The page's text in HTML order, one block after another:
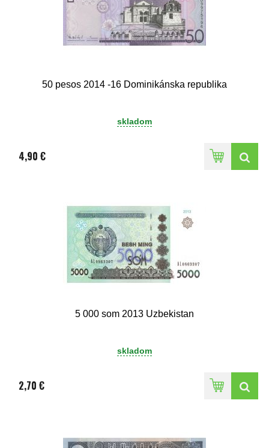
50 pesos 2014 -16 Dominikánska republika
skladom
4,90 €
5 000 som 2013 Uzbekistan
skladom
2,70 €